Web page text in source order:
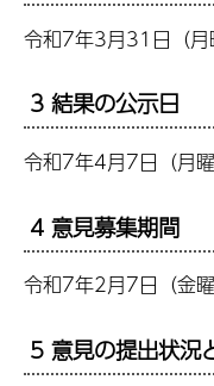
令和7年3月31日（月
3 結果の公示日
令和7年4月7日（月曜
4 意見募集期間
令和7年2月7日（金
5 意見の提出状況